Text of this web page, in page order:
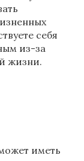
себя
из-за
жизни.
иметь